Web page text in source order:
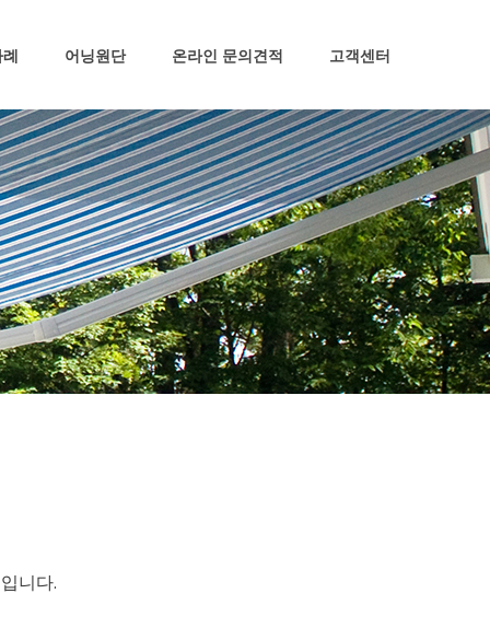
어닝원단 온라인 문의견적 고객센터
니다.